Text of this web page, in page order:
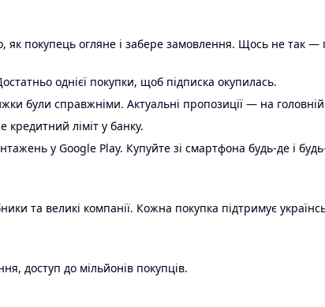
покупець огляне і забере замовлення. Щось не так
однієї покупки, щоб підписка окупилась.
були справжніми. Актуальні пропозиції — на головній
кредитний ліміт у банку.
у Google Play. Купуйте зі смартфона будь-де і
та великі компанії. Кожна покупка підтримує
доступ до мільйонів покупців.